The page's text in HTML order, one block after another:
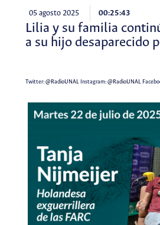
05 agosto 2025 00:25:43
Lilia y su familia
a su hijo desaparecido
Twitter:@RadioUNALInstagram:@RadioUNAL